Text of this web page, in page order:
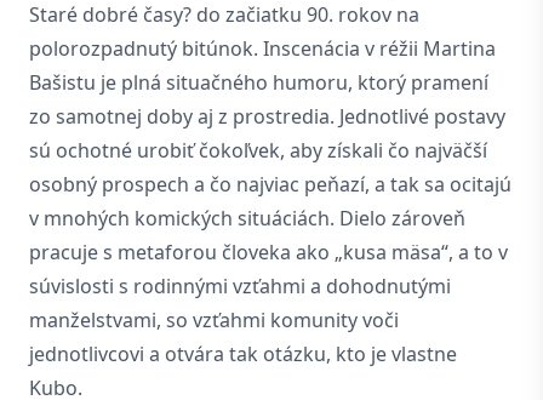
Staré dobré časy? do začiatku 90. rokov na
polorozpadnutý bitúnok. Inscenácia v réžii Martina
Bašistu je plná situačného humoru, ktorý pramení
zo samotnej doby aj z prostredia. Jednotlivé postavy
sú ochotné urobiť čokoľvek, aby získali čo najväčší
osobný prospech a čo najviac peňazí, a tak sa ocitajú
v mnohých komických situáciách. Dielo zároveň
pracuje s metaforou človeka ako „kusa mäsa“, a to v
súvislosti s rodinnými vzťahmi a dohodnutými
manželstvami, so vzťahmi komunity voči
jednotlivcovi a otvára tak otázku, kto je vlastne
Kubo.